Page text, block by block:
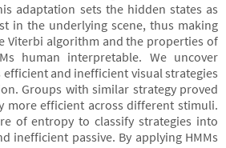
adaptation sets the hidden states as
in the underlying scene, thus making
Viterbi algorithm and the properties of
human interpretable. We uncover
efficient and inefficient visual strategies
Groups with similar strategy proved
more efficient across different stimuli.
of entropy to classify strategies into
inefficient passive. By applying HMMs